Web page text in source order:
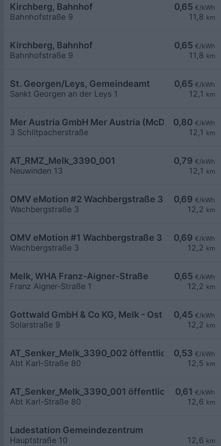
0,65 €/kWh
11,8 km
Kirchberg, Bahnhof
Bahnhofstraße 9
0,65 €/kWh
11,8 km
Kirchberg, Bahnhof
Bahnhofstraße 9
0,65 €/kWh
12,1 km
St. Georgen/Leys, Gemeindeamt
Sankt Georgen an der Leys 1
0,80 €/kWh
12,1 km
Mer Austria GmbH Mer Austria (McD) - Melk -
3 Schlitpacherstraße
0,79 €/kWh
12,1 km
AT_RMZ_Melk_3390_001
Neuwinden 13
0,69 €/kWh
12,2 km
OMV eMotion #2 Wachbergstraße 3 Melk
Wachbergstraße 3
0,69 €/kWh
12,2 km
OMV eMotion #1 Wachbergstraße 3 Melk
Wachbergstraße 3
0,65 €/kWh
12,2 km
Melk, WHA Franz-Aigner-Straße
Franz Aigner-Straße 1
0,45 €/kWh
12,2 km
Gottwald GmbH & Co KG, Melk - Ost
Solarstraße 9
0,53 €/kWh
12,5 km
AT_Senker_Melk_3390_002 öffentlich
Abt Karl-Straße 80
0,61 €/kWh
12,6 km
AT_Senker_Melk_3390_001 öffentlich
Abt Karl-Straße 80
12,6 km
Ladestation Gemeindezentrum
Hauptstraße 10